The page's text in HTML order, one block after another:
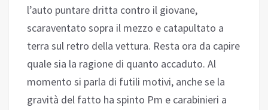
l’auto puntare dritta contro il giovane,
scaraventato sopra il mezzo e catapultato a
terra sul retro della vettura. Resta ora da capire
quale sia la ragione di quanto accaduto. Al
momento si parla di futili motivi, anche se la
gravità del fatto ha spinto Pm e carabinieri a